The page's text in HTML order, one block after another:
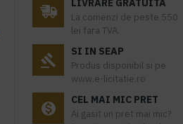
LIVRARE GRATUITA
La comenzi de peste 550
lei fara TVA.
SI IN SEAP
Produs disponibil si pe
www.e-licitatie.ro
CEL MAI MIC PRET
Ai gasit un pret mai mic?